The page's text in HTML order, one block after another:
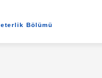
Bölümü